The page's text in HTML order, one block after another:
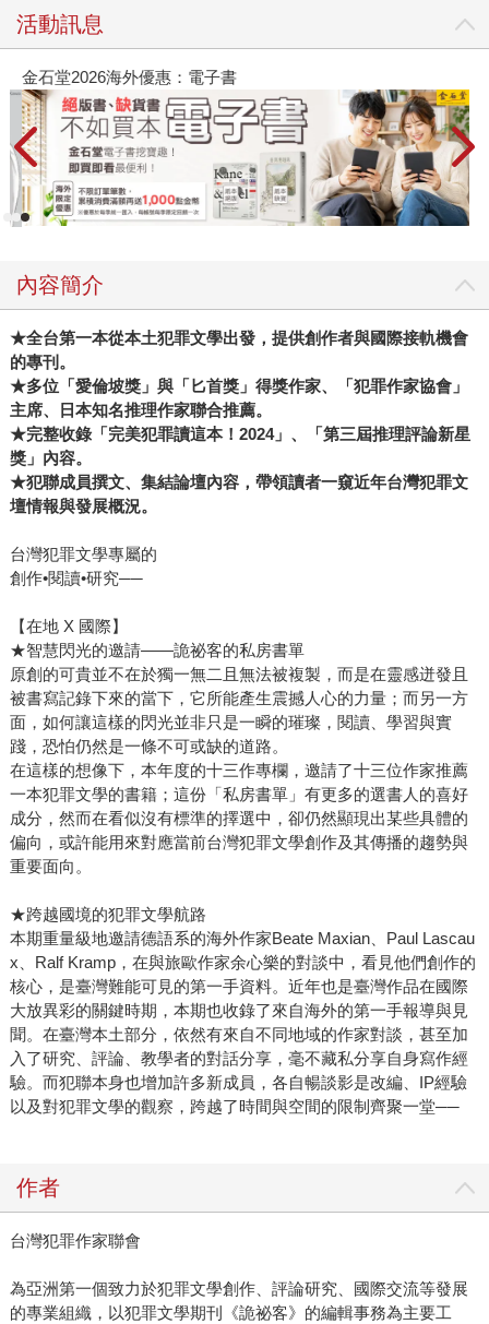
活動訊息
金石堂2026海外優惠：電子書
內容簡介
★全台第一本從本土犯罪文學出發，提供創作者與國際接軌機會
的專刊。
★多位「愛倫坡獎」與「匕首獎」得獎作家、「犯罪作家協會」
主席、日本知名推理作家聯合推薦。
★完整收錄「完美犯罪讀這本！2024」、「第三屆推理評論新星
獎」內容。
★犯聯成員撰文、集結論壇內容，帶領讀者一窺近年台灣犯罪文
壇情報與發展概況。
台灣犯罪文學專屬的
創作•閱讀•研究──
【在地 X 國際】
★智慧閃光的邀請——詭祕客的私房書單
原創的可貴並不在於獨一無二且無法被複製，而是在靈感迸發且
被書寫記錄下來的當下，它所能產生震撼人心的力量；而另一方
面，如何讓這樣的閃光並非只是一瞬的璀璨，閱讀、學習與實
踐，恐怕仍然是一條不可或缺的道路。
在這樣的想像下，本年度的十三作專欄，邀請了十三位作家推薦
一本犯罪文學的書籍；這份「私房書單」有更多的選書人的喜好
成分，然而在看似沒有標準的擇選中，卻仍然顯現出某些具體的
偏向，或許能用來對應當前台灣犯罪文學創作及其傳播的趨勢與
重要面向。
★跨越國境的犯罪文學航路
本期重量級地邀請德語系的海外作家Beate Maxian、Paul Lascau
x、Ralf Kramp，在與旅歐作家余心樂的對談中，看見他們創作的
核心，是臺灣難能可見的第一手資料。近年也是臺灣作品在國際
大放異彩的關鍵時期，本期也收錄了來自海外的第一手報導與見
聞。在臺灣本土部分，依然有來自不同地域的作家對談，甚至加
入了研究、評論、教學者的對話分享，毫不藏私分享自身寫作經
驗。而犯聯本身也增加許多新成員，各自暢談影是改編、IP經驗
以及對犯罪文學的觀察，跨越了時間與空間的限制齊聚一堂──
作者
台灣犯罪作家聯會
為亞洲第一個致力於犯罪文學創作、評論研究、國際交流等發展
的專業組織，以犯罪文學期刊《詭祕客》的編輯事務為主要工